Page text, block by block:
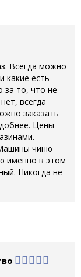
Всегда можно
какие есть
за то, что не
всегда
заказать
Цены
чиню
именно в этом
Никогда не